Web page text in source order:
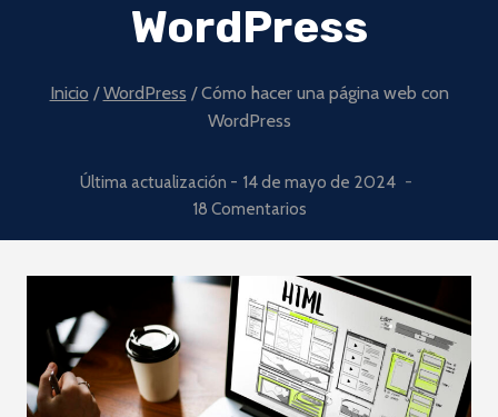
WordPress
Inicio / WordPress / Cómo hacer una página web con
WordPress
Última actualización - 14 de mayo de 2024
18 Comentarios